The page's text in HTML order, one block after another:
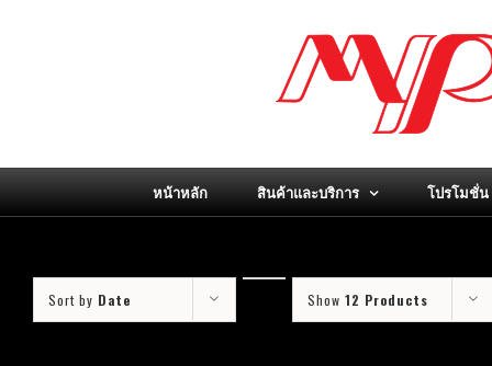
หน้าหลัก สินค้าและบริการ โปรโมชั่น
Sort by Date Show 12 Products